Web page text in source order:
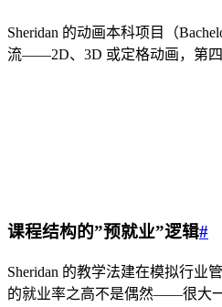
Sheridan 的动画本科项目（
流——2D、3D 或定格动画，第
课程结构的”预就业”逻辑#
Sheridan 的教学法建在模拟行业
的就业率之高不是偶然——很大一